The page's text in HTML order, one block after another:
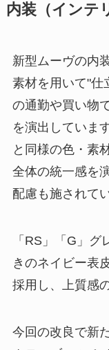
内装（インテ
新型ムーヴの内
素材を用いて"仕
の通勤や買い物
を演出していま
と同様の色・素
全体の統一感を
配慮も施されて
「RS」「G」
きのネイビー表
採用し、上質感
今回の改良で新